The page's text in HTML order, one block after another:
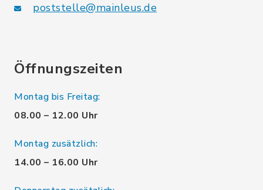
poststelle@mainleus.de
Öffnungszeiten
Montag bis Freitag:
08.00 – 12.00 Uhr
Montag zusätzlich:
14.00 – 16.00 Uhr